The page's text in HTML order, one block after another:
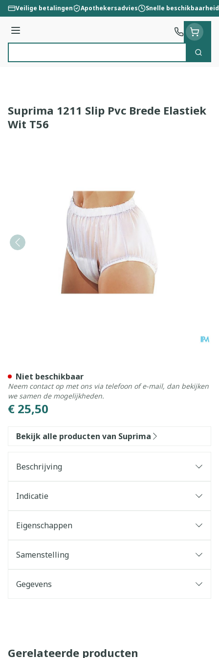
Ga naar de inhoud
Veilige betalingen Apothekersadvies Snelle beschikbaarheid
Menu
Zoek
Suprima 1211 Slip Pvc Brede Elastiek
Wit T56
€ 25,50
Niet beschikbaar
Neem contact op met ons via telefoon of e-mail, dan bekijken
we samen de mogelijkheden.
Bekijk alle producten van Suprima
Beschrijving
Indicatie
Eigenschappen
Samenstelling
Gegevens
Gerelateerde producten